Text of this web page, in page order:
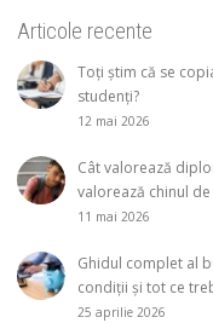
Articole recente
Toți știm că se
studenți?
12 mai 2026
Cât valorează
valorează chinul
11 mai 2026
Ghidul complet al
condiții și tot ce
25 aprilie 2026